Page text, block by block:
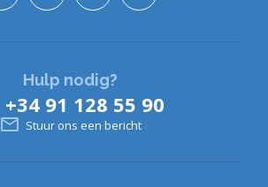
Hulp nodig?
+34 91 128 55 90
 Stuur ons een bericht